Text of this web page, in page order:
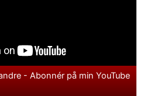
- Abonnér på min YouTube